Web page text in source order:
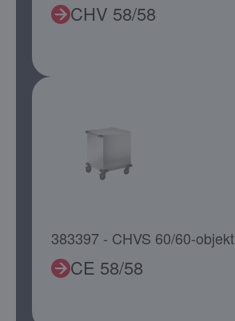
CHV 58/58
383397 - CHVS 60/60-objekt
CE 58/58